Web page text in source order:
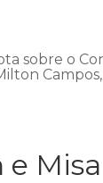
sobre o